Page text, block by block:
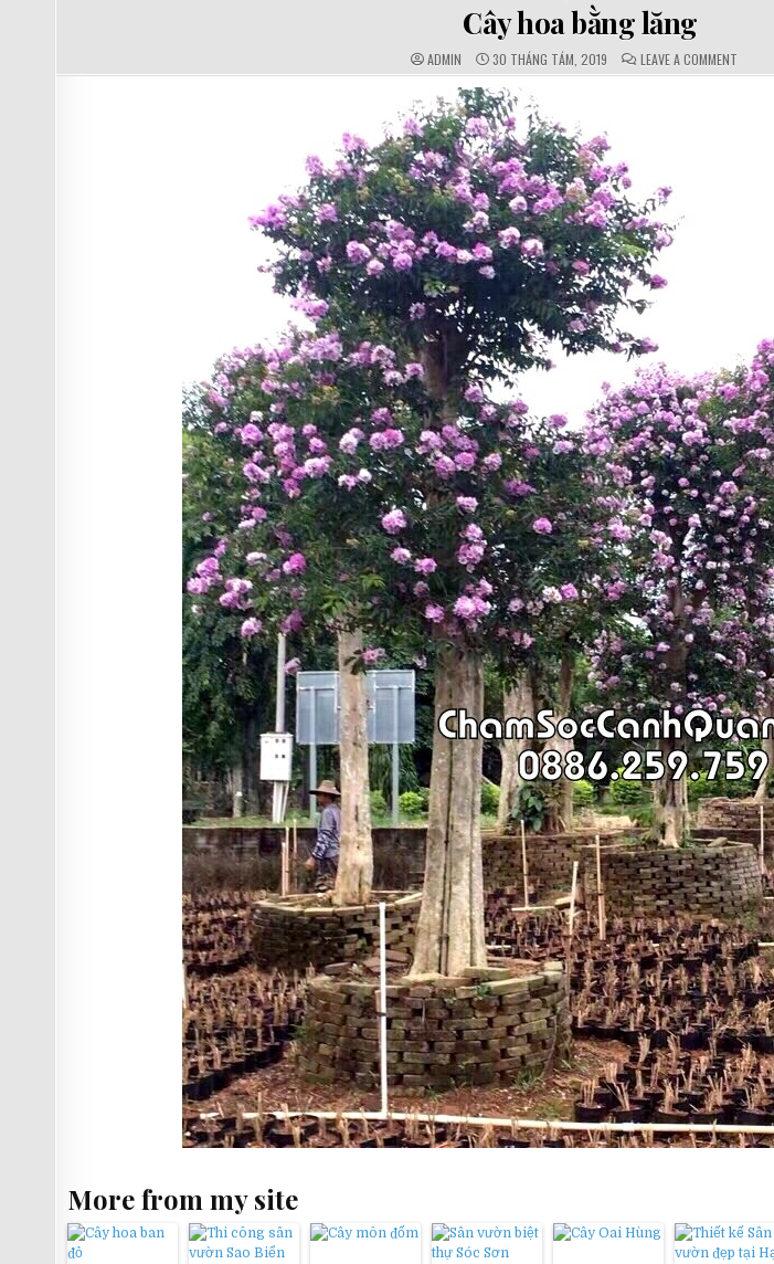
IN
Cây hoa bằng lăng
AUTHOR:
ADMIN PUBLISHED
DATE:
30 THÁNG TÁM, 2019 COMMENTS:
LEAVE A COMMENT
CÂY
More from my site